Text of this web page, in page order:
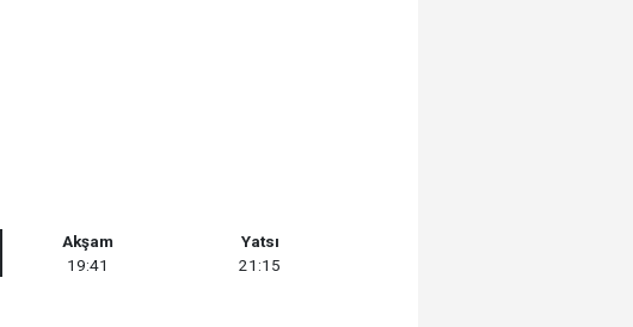
Akşam
19:41
Yatsı
21:15